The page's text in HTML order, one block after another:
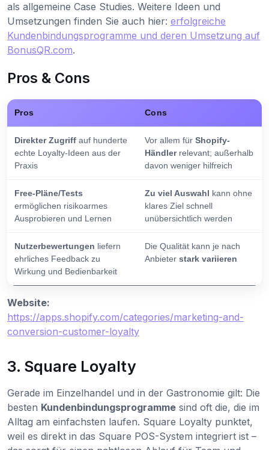
als allgemeine Case Studies. Weitere Ideen und
Umsetzungen finden Sie auch hier: erfolgreiche
Kundenbindungsprogramme und deren Umsetzung auf
BonusQR.com.
Pros & Cons
Pros Cons
Direkter Zugriff auf hunderte
echte Loyalty-Ideen aus der
Praxis
Vor allem für Shopify-
Händlerrelevant; außerhalb
davon weniger hilfreich
Free-Pläne/Tests
ermöglichen risikoarmes
Ausprobieren und Lernen
Zu viel Auswahl kann ohne
klares Ziel schnell
unübersichtlich werden
Nutzerbewertungen liefern
ehrliches Feedback zu
Wirkung und Bedienbarkeit
Die Qualität kann je nach
Anbieter stark variieren
Website:
https://apps.shopify.com/categories/marketing-and-
conversion-customer-loyalty
3. Square Loyalty
Gerade im Einzelhandel und in der Gastronomie gilt: Die
besten Kundenbindungsprogramme sind oft die, die im
Alltag am einfachsten laufen. Square Loyalty punktet,
weil es direkt in das Square POS-System integriert ist –